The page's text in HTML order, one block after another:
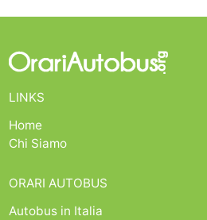
LINKS
Home
Chi Siamo
ORARI AUTOBUS
Autobus in Italia